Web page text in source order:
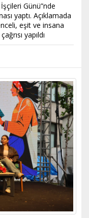
Günü”nde
yaptı. Açıklamada
eşit ve insana
yapıldı